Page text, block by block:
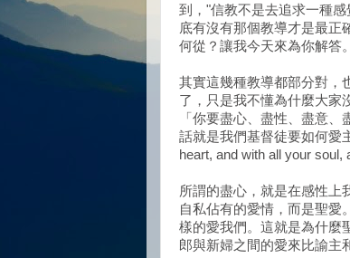
到，"信教不是去追求一種
底有沒有那個教導才是最正
何從？讓我今天來為你解答。
其實這幾種教導都部分對，
了，只是我不懂為什麼大家
「你要盡心、盡性、盡意
話就是我們基督徒要如何愛
heart, and with all your soul,
所謂的盡心，就是在感性上
自私佔有的愛情，而是聖愛
樣的愛我們。這就是為什麼
郎與新婦之間的愛來比諭主